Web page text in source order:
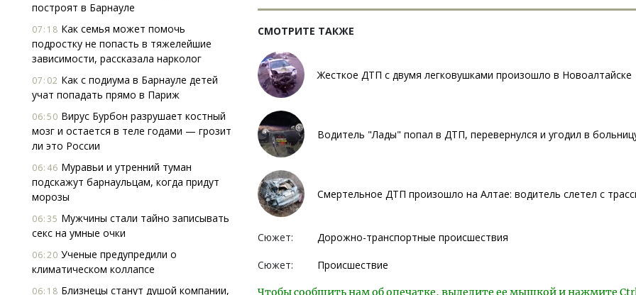
построят в Барнауле
07:18 Как семья может помочь
подростку не попасть в тяжелейшие
зависимости, рассказала нарколог
07:02 Как с подиума в Барнауле детей
учат попадать прямо в Париж
06:50 Вирус Бурбон разрушает костный
мозг и остается в теле годами — грозит
ли это России
06:46 Муравьи и утренний туман
подскажут барнаульцам, когда придут
морозы
06:35 Мужчины стали тайно записывать
секс на умные очки
06:20 Ученые предупредили о
климатическом коллапсе
06:18 Близнецы станут душой компании,
СМОТРИТЕ ТАКЖЕ
Жесткое ДТП с двумя легковушками произошло в Новоалтайске
Водитель "Лады" попал в ДТП, перевернулся и угодил в
Смертельное ДТП произошло на Алтае: водитель слетел с
Сюжет: Дорожно-транспортные происшествия
Сюжет: Происшествие
Чтобы сообщить нам об опечатке, выделите ее мышкой и нажмите